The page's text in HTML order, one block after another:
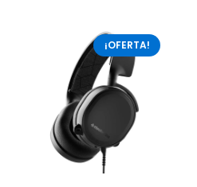
219,95€.199,95€.
¡OFERTA!